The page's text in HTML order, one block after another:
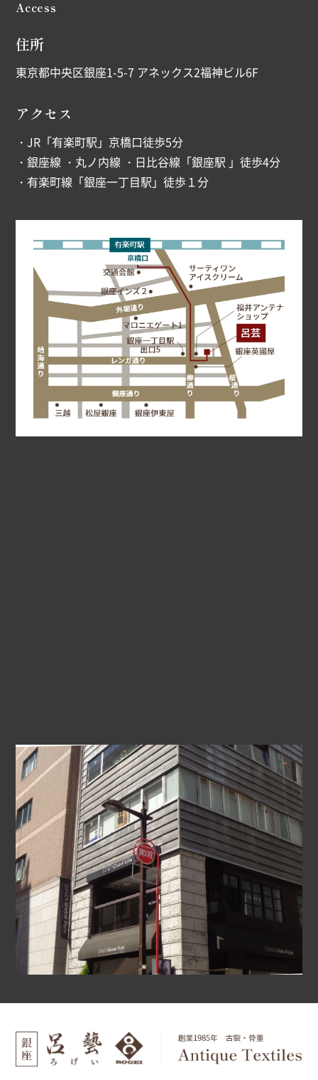
Access
住所
東京都中央区銀座1-5-7 アネックス2福神ビル6F
アクセス
・JR「有楽町駅」京橋口徒歩5分
・銀座線 ・丸ノ内線 ・日比谷線「銀座駅 」徒歩4分
・有楽町線「銀座一丁目駅」徒歩１分